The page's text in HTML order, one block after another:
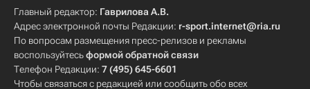
Главный редактор: Гаврилова А.В.
Адрес электронной почты Редакции: r-sport.internet@ria.ru
По вопросам размещения пресс-релизов и рекламы
воспользуйтесьформой обратной связи
Телефон Редакции: 7 (495) 645-6601
Чтобы связаться с редакцией или сообщить обо всех